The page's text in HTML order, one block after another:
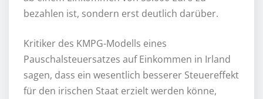
bezahlen ist, sondern erst deutlich darüber.
Kritiker des KMPG-Modells eines
Pauschalsteuersatzes auf Einkommen in Irland
sagen, dass ein wesentlich besserer Steuereffekt
für den irischen Staat erzielt werden könne,